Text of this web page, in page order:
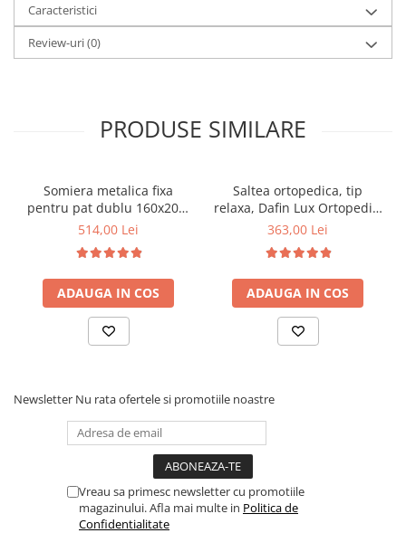
Caracteristici
Review-uri(0)
PRODUSE SIMILARE
Somiera metalica fixa
pentru pat dublu 160x200,
6 picioare, 32 lamele lemn
saltea ferm, negru
514,00 Lei
ADAUGA IN COS
Saltea ortopedica, tip
relaxa, Dafin Lux Ortopedic,
90x200x21cm, fermitate
tip Bonell, fata vara-iarna,
sistem de aerisire cu
butoni, Salt Confort
363,00 Lei
ADAUGA IN COS
Newsletter Nu rata ofertele si promotiile noastre
Vreau sa primesc newsletter cu promotiile
magazinului. Afla mai multe in Politica de
Confidentialitate